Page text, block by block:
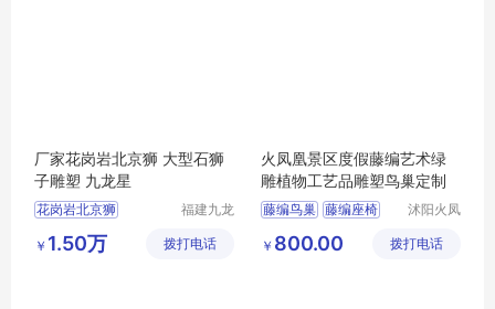
厂家花岗岩北京狮 大型石狮
子雕塑 九龙星
花岗岩北京狮
福建九龙
展有限公
￥ 1.50万 拨打电话
火凤凰景区度假藤编艺术绿
雕植物工艺品雕塑鸟巢定制
藤编鸟巢 藤编座椅
沭阳火凤
有限公司
￥ 800.00 拨打电话